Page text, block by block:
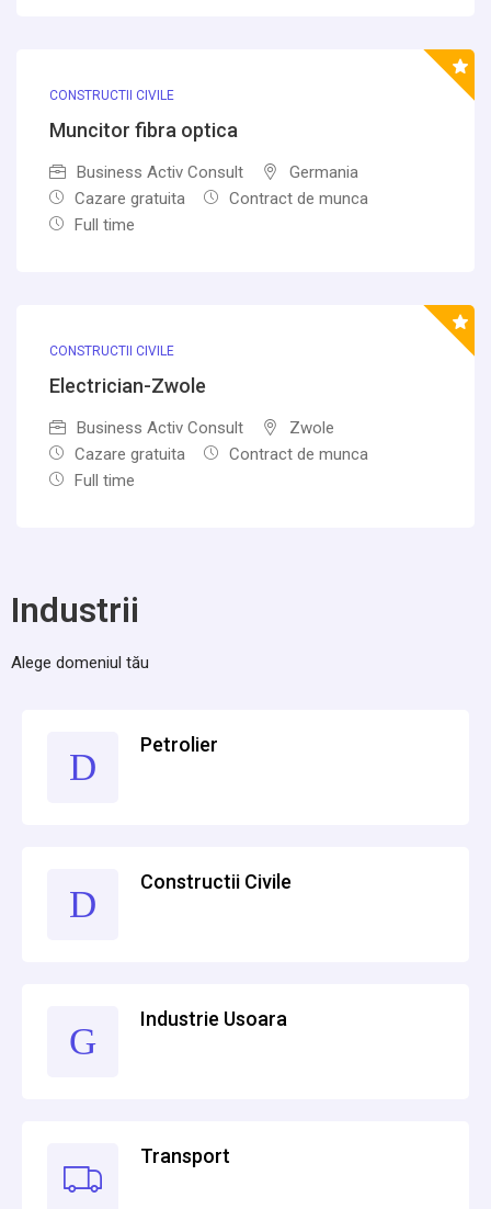
CONSTRUCTII CIVILE
Muncitor fibra optica
Business Activ Consult
Germania
Cazare gratuita
Contract de munca
Full time
CONSTRUCTII CIVILE
Electrician-Zwole
Business Activ Consult
Zwole
Cazare gratuita
Contract de munca
Full time
Industrii
Alege domeniul tău
Petrolier
Constructii Civile
Industrie Usoara
Transport